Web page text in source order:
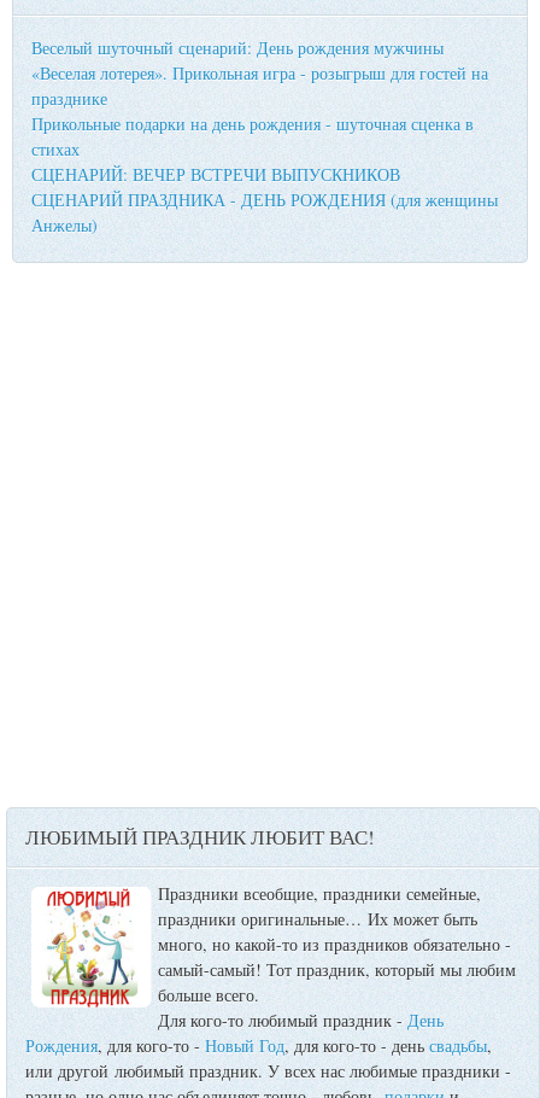
Веселый шуточный сценарий: День рождения мужчины
«Веселая лотерея». Прикольная игра - розыгрыш для гостей на
празднике
Прикольные подарки на день рождения - шуточная сценка в
стихах
СЦЕНАРИЙ: ВЕЧЕР ВСТРЕЧИ ВЫПУСКНИКОВ
СЦЕНАРИЙ ПРАЗДНИКА - ДЕНЬ РОЖДЕНИЯ (для женщины
Анжелы)
ЛЮБИМЫЙ ПРАЗДНИК ЛЮБИТ ВАС!
Праздники всеобщие, праздники семейные,
праздники оригинальные… Их может быть
много, но какой-то из праздников обязательно -
самый-самый! Тот праздник, который мы любим
больше всего.
Для кого-то любимый праздник - День
Рождения, для кого-то -Новый Год, для кого-то - деньсвадьбы,
или другой любимый праздник. У всех нас любимые праздники -